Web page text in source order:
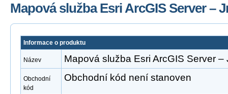
Mapová služba Esri ArcGIS Server –
Informace o produktu
Název Mapová služba Esri ArcGIS Server
Obchodní
kód
Obchodní kód není stanoven